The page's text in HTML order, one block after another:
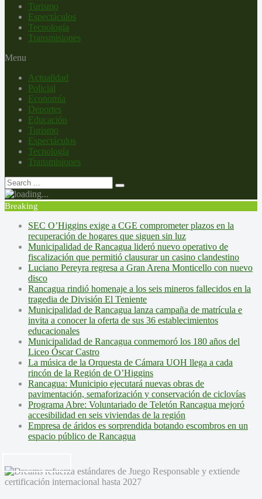
Turismo
Espectáculos
Tecnología
Transmisiones
Menu
Actualidad
Policial
Economía
Deportes
Educación
Turismo
Espectáculos
Tecnología
Transmisiones
Breaking
SEC O’Higgins exige a CGE comprometer plazos en la
recuperación de hogares que siguen sin luz
Municipalidad de Rancagua lideró nuevo operativo de
fiscalización que permitió clausurar un casino clandestino
Luciano Pereyra regresa a Gran Arena Monticello con nuevo
disco
Rancagua rindió homenaje a los seis mineros fallecidos en la
tragedia de División El Teniente
Municipalidad de Rancagua lanza campaña de matrícula e
invita a conocer la oferta de sus 36 establecimientos
educacionales
Municipalidad de Rancagua conmemoró los 180 años del
Liceo Óscar Castro
La música de la Orquesta de Cámara UOH llega a cada
rincón de la Región de O’Higgins
Rancagua: Municipio ejecutará nuevas obras de
pavimentación, semaforización y conservación de ciclovías
Programa Abre: Voluntariado de Teletón Rancagua mejoró
accesibilidad en seis viviendas de la región
Empresa de áridos es sorprendida botando escombros en un
espacio público de Rancagua